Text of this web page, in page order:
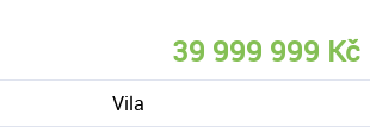
39 999 999 Kč
Vila